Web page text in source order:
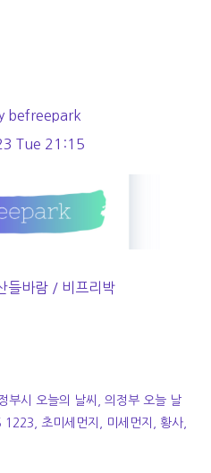
befreepark
Tue 21:15
들바람 / 비프리박
부시 오늘의 날씨, 의정부 오늘 날
초미세먼지, 미세먼지, 황사,